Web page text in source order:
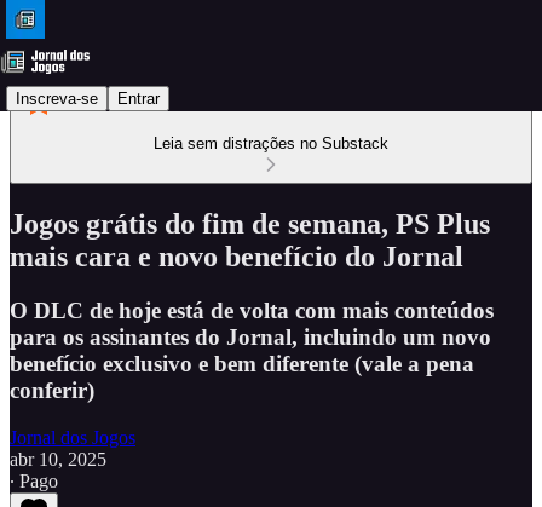
Inscreva-se Entrar
Leia sem distrações no Substack
Jogos grátis do fim de semana, PS Plus
mais cara e novo benefício do Jornal
O DLC de hoje está de volta com mais conteúdos
para os assinantes do Jornal, incluindo um novo
benefício exclusivo e bem diferente (vale a pena
conferir)
Jornal dos Jogos
abr 10, 2025
∙ Pago